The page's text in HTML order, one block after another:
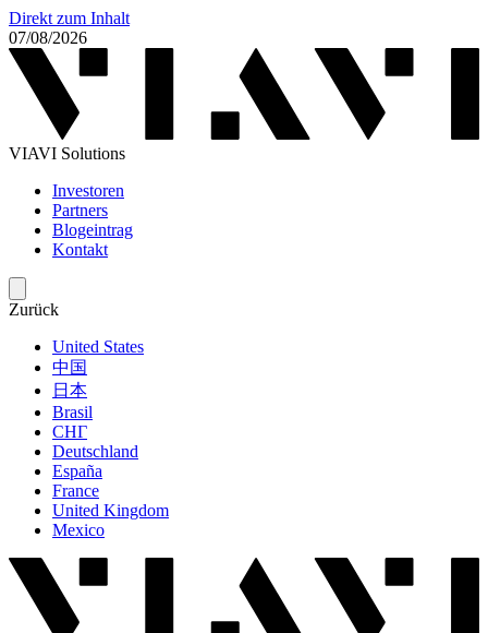
Direkt zum Inhalt
07/08/2026
VIAVI Solutions
Investoren
Partners
Blogeintrag
Kontakt
Zurück
United States
中国
日本
Brasil
СНГ
Deutschland
España
France
United Kingdom
Mexico